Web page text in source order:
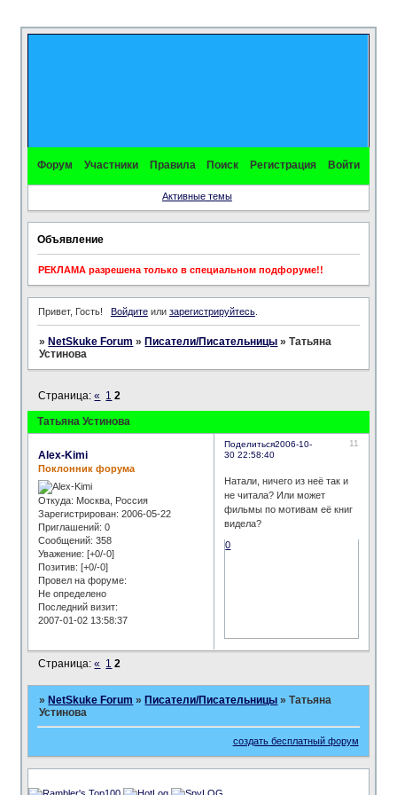
Форум Участники Правила Поиск Регистрация Войти
Активные темы
Объявление
РЕКЛАМА разрешена только в специальном подфоруме!!
Привет, Гость! Войдитеили зарегистрируйтесь.
» NetSkuke Forum » Писатели/Писательницы »Татьяна
Устинова
Татьяна Устинова
Страница:« 1 2
Поделиться 11
2006-10-
30 22:58:40
Alex-Kimi
Поклонник форума
Откуда: Москва, Россия
Зарегистрирован: 2006-05-22
Приглашений: 0
Сообщений: 358
Уважение: [+0/-0]
Позитив: [+0/-0]
Провел на форуме:
Не определено
Последний визит:
2007-01-02 13:58:37
Натали, ничего из неё так и
не читала? Или может
фильмы по мотивам её книг
видела?
0
Страница:« 1 2
» NetSkuke Forum » Писатели/Писательницы »Татьяна
Устинова
создать бесплатный форум